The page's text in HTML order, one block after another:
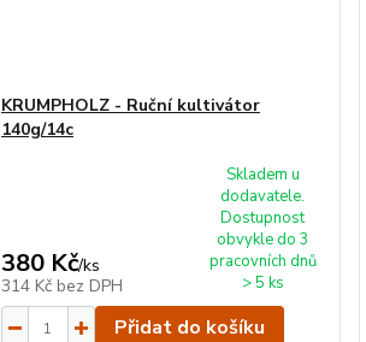
KRUMPHOLZ - Ruční kultivátor
140g/14c
380 Kč/ks
314 Kč bez DPH
Skladem u
dodavatele.
Dostupnost
obvykle do 3
pracovních dnů
> 5 ks
Přidat do košíku